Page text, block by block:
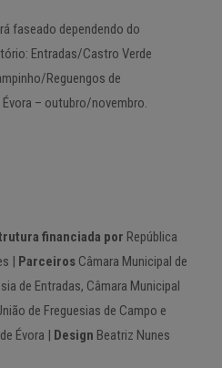
faseado dependendo do
Entradas/Castro Verde
Reguengos de
– outubro/novembro.
financiada por República
| Parceiros Câmara Municipal de
de Entradas, Câmara Municipal
de Freguesias de Campo e
Évora | Design Beatriz Nunes